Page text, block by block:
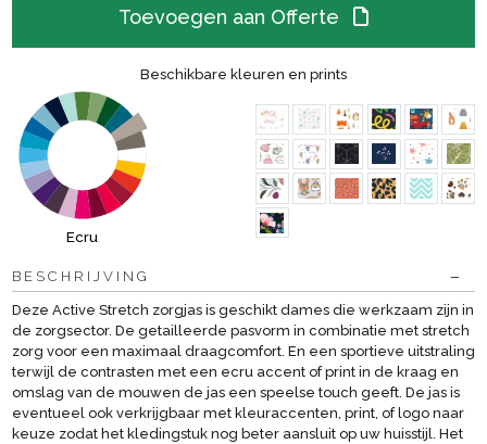
Toevoegen aan Offerte
Beschikbare kleuren en prints
BESCHRIJVING
Deze Active Stretch zorgjas is geschikt dames die werkzaam zijn in
de zorgsector. De getailleerde pasvorm in combinatie met stretch
zorg voor een maximaal draagcomfort. En een sportieve uitstraling
terwijl de contrasten met een ecru accent of print in de kraag en
omslag van de mouwen de jas een speelse touch geeft. De jas is
eventueel ook verkrijgbaar met kleuraccenten, print, of logo naar
keuze zodat het kledingstuk nog beter aansluit op uw huisstijl. Het